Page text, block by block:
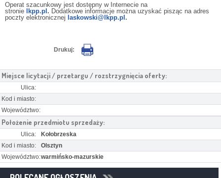
Operat szacunkowy jest dostępny w Internecie na
stronie
lkpp.pl . Dodatkowe informacje można uzyskać pisząc na adres
poczty elektronicznej laskowski@lkpp.pl.
Drukuj:
Miejsce licytacji / przetargu / rozstrzygnięcia oferty:
Ulica:
Kod i miasto:
Województwo:
Położenie przedmiotu sprzedaży:
Ulica:
Kołobrzeska
Kod i miasto:
Olsztyn
Województwo:warmińsko-mazurskie